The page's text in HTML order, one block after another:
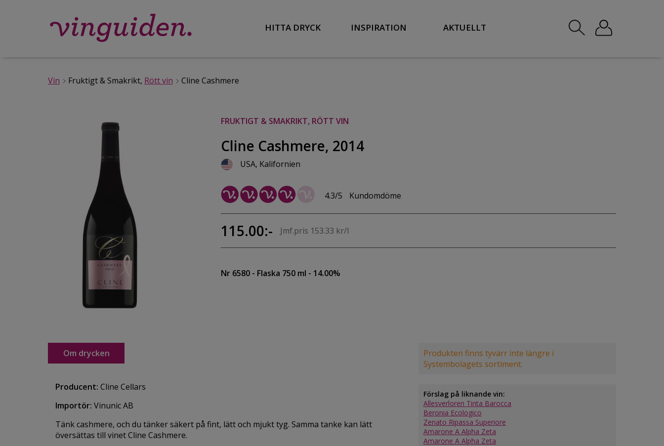
HITTA DRYCK INSPIRATION AKTUELLT
Vin Fruktigt & Smakrikt, Rött vin Cline Cashmere
FRUKTIGT & SMAKRIKT, RÖTT VIN
Cline Cashmere, 2014
USA, Kalifornien
4.3/5 Kundomdöme
115.00:- Jmf.pris 153.33 kr/l
Nr 6580 - Flaska 750 ml - 14.00%
Produkten finns tyvärr inte längre i
Systembolagets sortiment.
Förslag på liknande vin:
Allesverloren Tinta Barocca
Beronia Ecologico
Zenato Ripassa Superiore
Amarone A Alpha Zeta
Amarone A Alpha Zeta
Om drycken
Producent: Cline Cellars
Importör: Vinunic AB
Tänk cashmere, och du tänker säkert på fint, lätt och mjukt tyg. Samma tanke kan lätt
översättas till vinet Cline Cashmere.